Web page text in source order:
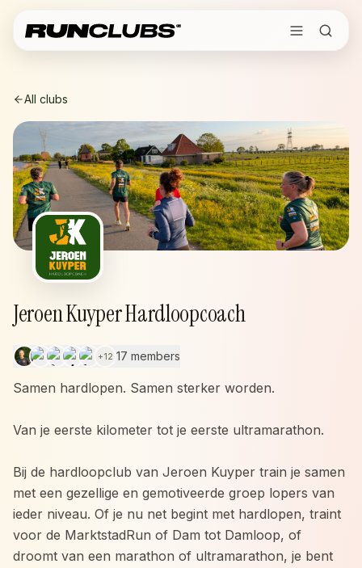
All clubs
Jeroen Kuyper Hardloopcoach
+12 17 members
Samen hardlopen. Samen sterker worden.
Van je eerste kilometer tot je eerste ultramarathon.
Bij de hardloopclub van Jeroen Kuyper train je samen
met een gezellige en gemotiveerde groep lopers van
ieder niveau. Of je nu net begint met hardlopen, traint
voor de MarktstadRun of Dam tot Damloop, of
droomt van een marathon of ultramarathon, je bent